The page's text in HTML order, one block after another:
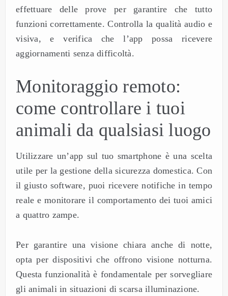
effettuare delle prove per garantire che tutto
funzioni correttamente. Controlla la qualità audio e
visiva, e verifica che l’app possa ricevere
aggiornamenti senza difficoltà.
Monitoraggio remoto:
come controllare i tuoi
animali da qualsiasi luogo
Utilizzare un’app sul tuo smartphone è una scelta
utile per la gestione della sicurezza domestica. Con
il giusto software, puoi ricevere notifiche in tempo
reale e monitorare il comportamento dei tuoi amici
a quattro zampe.
Per garantire una visione chiara anche di notte,
opta per dispositivi che offrono visione notturna.
Questa funzionalità è fondamentale per sorvegliare
gli animali in situazioni di scarsa illuminazione.